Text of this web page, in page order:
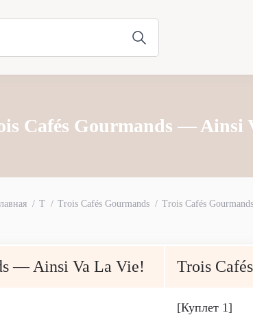
Cafés Gourmands — Ainsi
T Trois Cafés Gourmands Trois Cafés
— Ainsi Va La Vie! Trois
[Куплет 1]